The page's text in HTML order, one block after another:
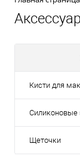
Кисти для
Силиконовые
Щеточки